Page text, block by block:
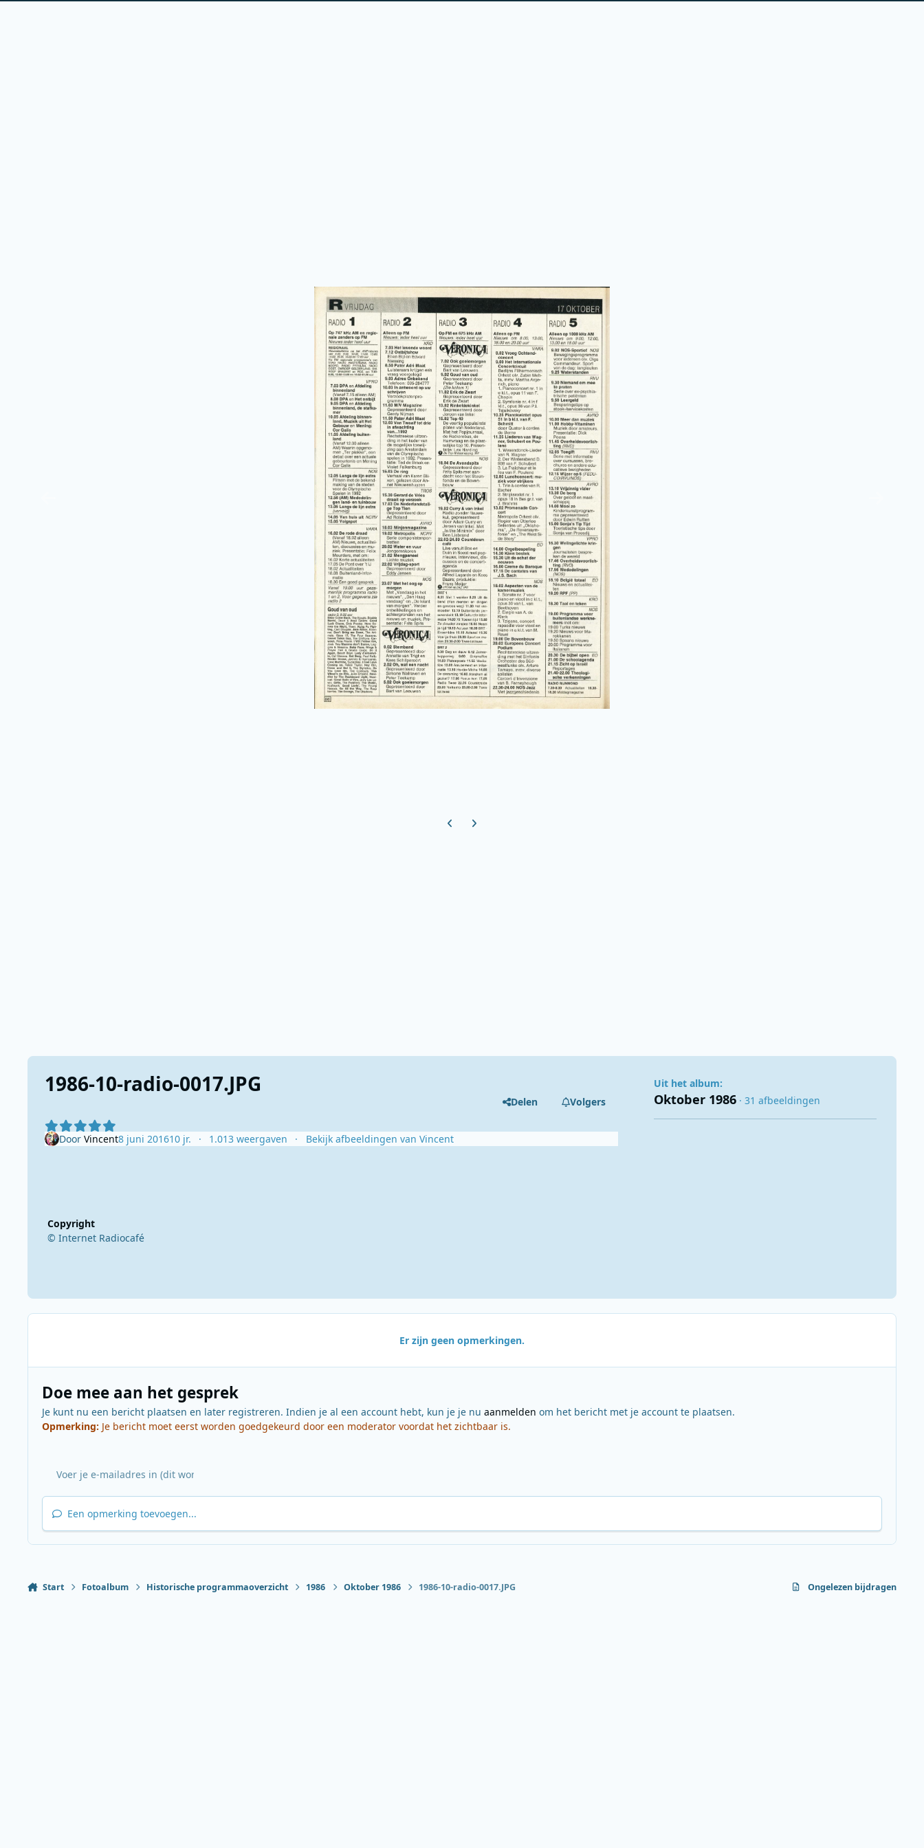
Previous carousel slide
Next carousel slide
1986-10-radio-0017.JPG
Delen Volgers
Door Vincent8 juni 201610 jr. 1.013 weergaven Bekijk afbeeldingen van Vincent
Copyright
© Internet Radiocafé
Uit het album:
Oktober 1986 · 31 afbeeldingen
Er zijn geen opmerkingen.
Doe mee aan het gesprek
Je kunt nu een bericht plaatsen en later registreren. Indien je al een account hebt, kun je je nu aanmelden om het bericht met je account te plaatsen.
Opmerking: Je bericht moet eerst worden goedgekeurd door een moderator voordat het zichtbaar is.
Een opmerking toevoegen...
Start Fotoalbum Historische programmaoverzicht 1986 Oktober 1986 1986-10-radio-0017.JPG Ongelezen bijdragen